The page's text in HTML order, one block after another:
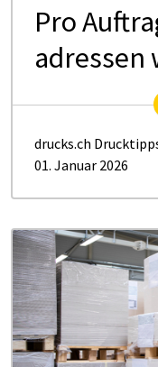
Pro
a­dres­­sen
drucks.ch
01. Januar 2026